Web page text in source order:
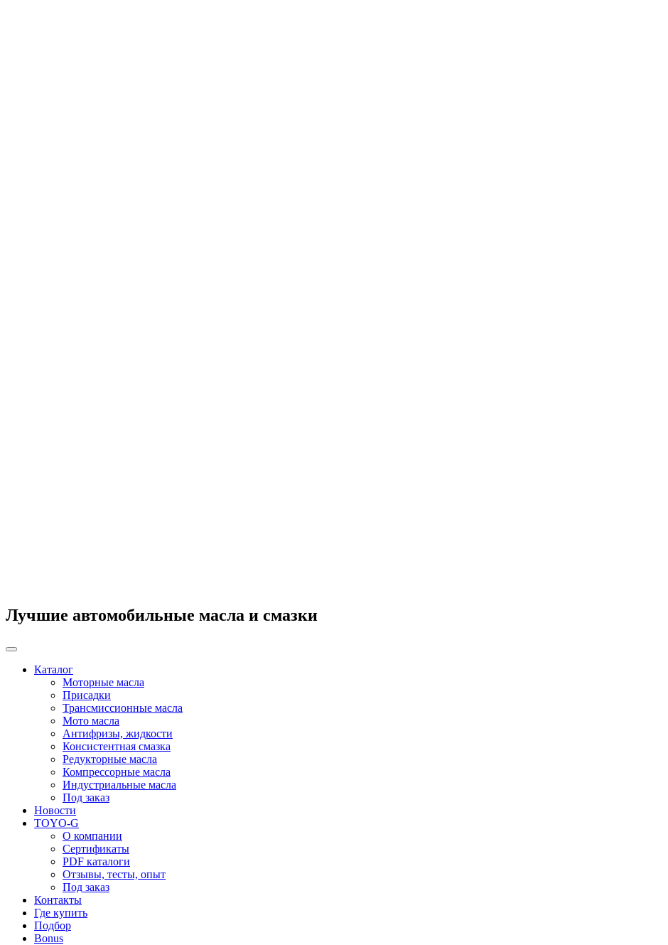
Лучшие автомобильные масла и смазки
Каталог
Моторные масла
Присадки
Трансмиссионные масла
Мото масла
Антифризы, жидкости
Консистентная смазка
Редукторные масла
Компрессорные масла
Индустриальные масла
Под заказ
Новости
TOYO-G
О компании
Сертификаты
PDF каталоги
Отзывы, тесты, опыт
Под заказ
Контакты
Где купить
Подбор
Bonus